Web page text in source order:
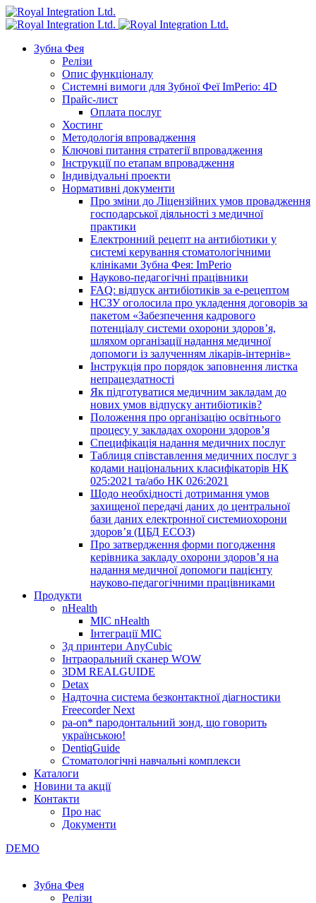
Зубна Фея
Релізи
Опис функціоналу
Системні вимоги для Зубної Феї ImPerio: 4D
Прайс-лист
Оплата послуг
Хостинг
Методологія впровадження
Ключові питання стратегії впровадження
Інструкції по етапам впровадження
Індивідуальні проекти
Нормативні документи
Про зміни до Ліцензійних умов провадження
господарської діяльності з медичної
практики
Електронний рецепт на антибіотики у
системі керування стоматологічними
клініками Зубна Фея: ImPerio
Науково-педагогічні працівники
FAQ: відпуск антибіотиків за е-рецептом
НСЗУ оголосила про укладення договорів за
пакетом «Забезпечення кадрового
потенціалу системи охорони здоров’я,
шляхом організації надання медичної
допомоги із залученням лікарів-інтернів»
Інструкція про порядок заповнення листка
непрацездатності
Як підготуватися медичним закладам до
нових умов відпуску антибіотиків?
Положення про організацію освітнього
процесу у закладах охорони здоров’я
Специфікація надання медичних послуг
Таблиця співставлення медичних послуг з
кодами національних класифікаторів НК
025:2021 та/або НК 026:2021
Щодо необхідності дотримання умов
захищеної передачі даних до центральної
бази даних електронної системиохорони
здоров’я (ЦБД ЕСОЗ)
Про затвердження форми погодження
керівника закладу охорони здоров’я на
надання медичної допомоги пацієнту
науково-педагогічними працівниками
Продукти
nHealth
МІС nHealth
Інтеграції МІС
3д принтери AnyCubic
Інтраоральний сканер WOW
3DM REALGUIDE
Detax
Надточна система безконтактної діагностики
Freecorder Next
pa-on* пародонтальний зонд, що говорить
українською!
DentiqGuide
Стоматологічні навчальні комплекси
Каталоги
Новини та акції
Контакти
Про нас
Документи
DEMO
Зубна Фея
Релізи